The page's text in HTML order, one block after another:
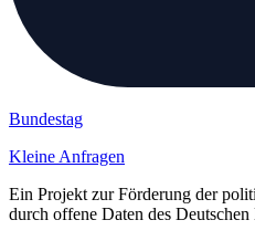
Bundestag
Kleine Anfragen
Ein Projekt zur Förderung der
durch offene Daten des Deutschen